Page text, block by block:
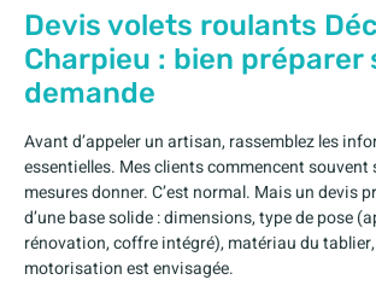
Devis volets roulants
Charpieu : bien préparer
demande
Avant d’appeler un artisan, rassemblez les
essentielles. Mes clients commencent souvent
mesures donner. C’est normal. Mais un devis
d’une base solide : dimensions, type de pose
rénovation, coffre intégré), matériau du
motorisation est envisagée.